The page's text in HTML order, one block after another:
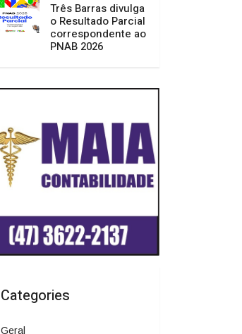
Três Barras divulga
o Resultado Parcial
correspondente ao
PNAB 2026
Categories
Geral